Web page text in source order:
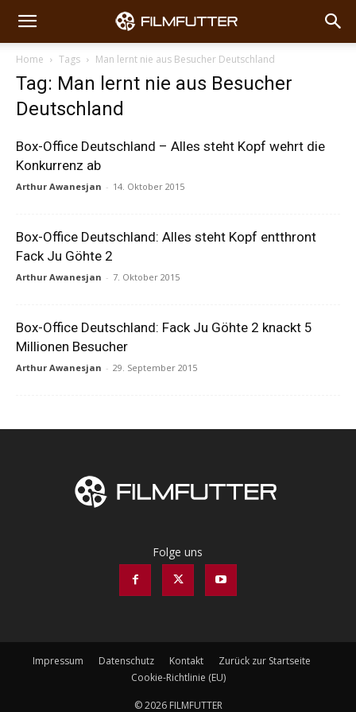
Home Tags Man lernt nie aus Besucher Deutschland
Tag: Man lernt nie aus Besucher
Deutschland
Box-Office Deutschland – Alles steht Kopf wehrt die
Konkurrenz ab
Arthur Awanesjan - 14. Oktober 2015
Box-Office Deutschland: Alles steht Kopf entthront
Fack Ju Göhte 2
Arthur Awanesjan - 7. Oktober 2015
Box-Office Deutschland: Fack Ju Göhte 2 knackt 5
Millionen Besucher
Arthur Awanesjan - 29. September 2015
Folge uns
Impressum Datenschutz Kontakt
Zurück zur Startseite
Cookie-Richtlinie (EU)
© 2026 FILMFUTTER